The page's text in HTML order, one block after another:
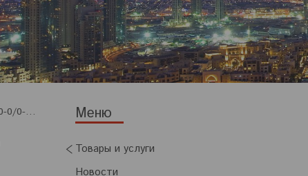
Товары и услуги
Новости
Ремень плоский приводной резинотканевый 250х6-ep-80-0/0-нб толщ.5-7 мм (пог. м)